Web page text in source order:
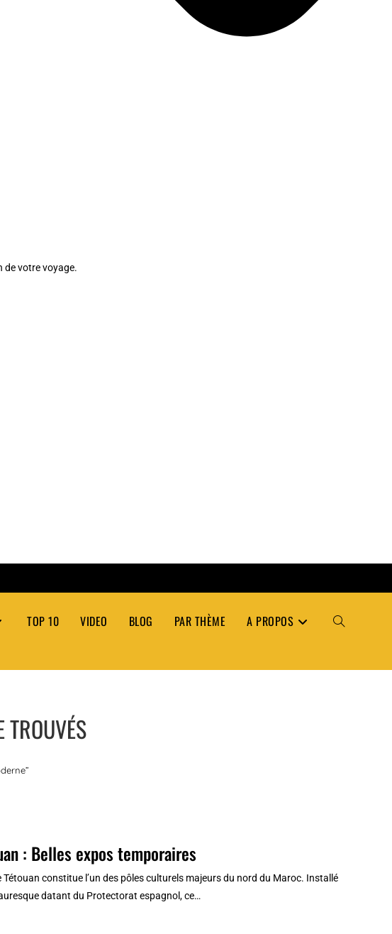
de votre voyage.
TOP 10 VIDEO BLOG PAR THÈME A PROPOS TOGGLE
TROUVÉS
: Belles expos temporaires
Tétouan constitue l’un des pôles culturels majeurs du nord du Maroc. Installé
datant du Protectorat espagnol, ce…